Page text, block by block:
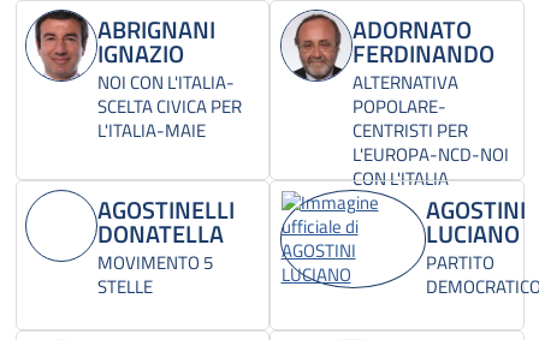
ABRIGNANI
IGNAZIO
NOI CON L'ITALIA-
SCELTA CIVICA PER
L'ITALIA-MAIE
ADORNATO
FERDINANDO
ALTERNATIVA
POPOLARE-
CENTRISTI PER
L'EUROPA-NCD-NOI
CON L'ITALIA
AGOSTINELLI
DONATELLA
MOVIMENTO 5
STELLE
AGOSTINI
LUCIANO
PARTITO